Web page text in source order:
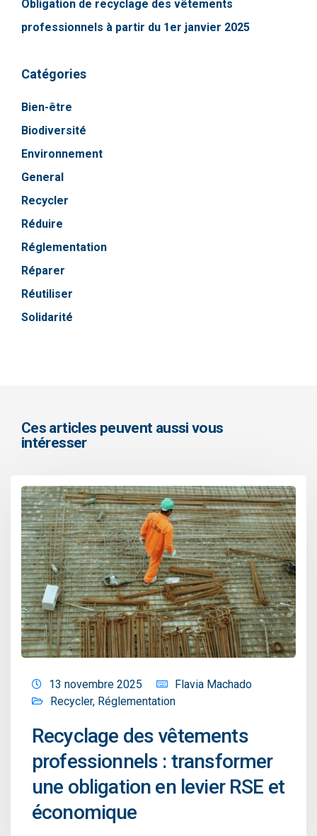
Obligation de recyclage des vêtements
professionnels à partir du 1er janvier 2025
Catégories
Bien-être
Biodiversité
Environnement
General
Recycler
Réduire
Réglementation
Réparer
Réutiliser
Solidarité
Ces articles peuvent aussi vous
intéresser
13 novembre 2025
Flavia Machado
Recycler, Réglementation
Recyclage des vêtements
professionnels : transformer
une obligation en levier RSE et
économique